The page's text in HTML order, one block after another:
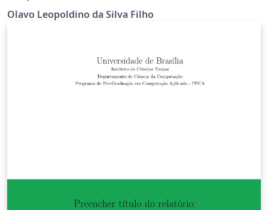
Brasília (MNPEF-UnB).
Olavo Leopoldino da Silva Filho